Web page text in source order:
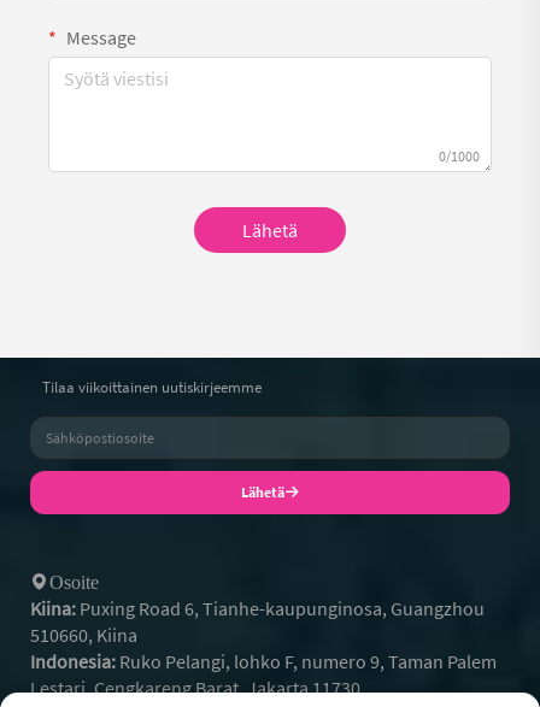
Message
0/1000
Lähetä
Tilaa viikoittainen uutiskirjeemme
Lähetä
Osoite
Kiina: Puxing Road 6, Tianhe-kaupunginosa, Guangzhou
510660, Kiina
Indonesia: Ruko Pelangi, lohko F, numero 9, Taman Palem
Lestari, Cengkareng Barat, Jakarta 11730